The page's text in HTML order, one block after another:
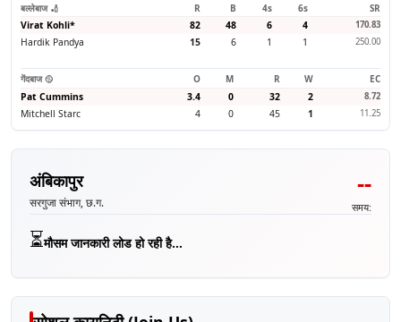
बल्लेबाज 🏏 R B 4s 6s
SR
Virat Kohli* 82 48 6 4 170.83
Hardik Pandya 15 6 1 1 250.00
गेंदबाज 🥎 O M R W
EC
Pat Cummins
3.4 0 32 2 8.72
Mitchell Starc 4 0 45 1 11.25
अंबिकापुर
सरगुजा संभाग, छ.ग.
--
समय:
⏳मौसम जानकारी लोड हो रही है...